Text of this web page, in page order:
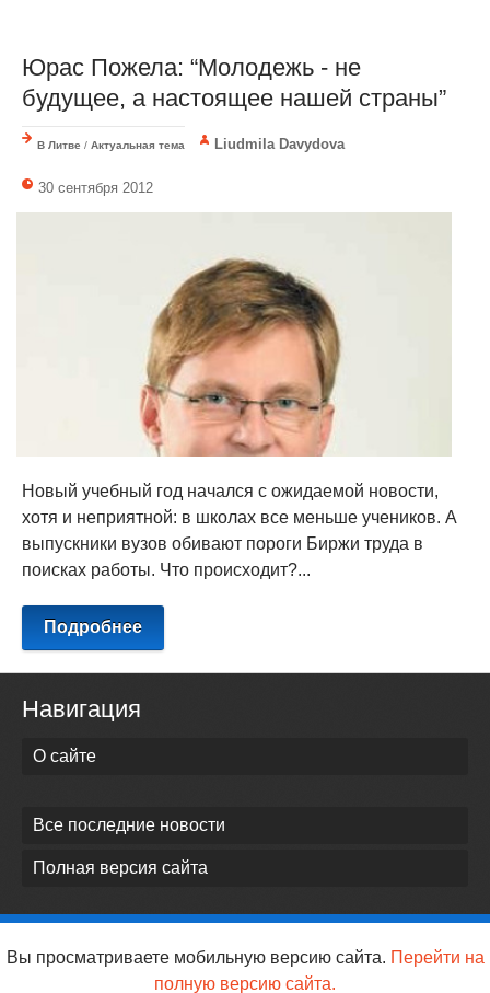
Юрас Пожела: “Молодежь - не
будущее, а настоящее нашей страны”
В Литве / Актуальная тема Liudmila Davydova
30 сентября 2012
Новый учебный год начался с ожидаемой новости,
хотя и неприятной: в школах все меньше учеников. А
выпускники вузов обивают пороги Биржи труда в
поисках работы. Что происходит?...
Подробнее
Навигация
О сайте
Все последние новости
Полная версия сайта
Вы просматриваете мобильную версию сайта. Перейти на
полную версию сайта.